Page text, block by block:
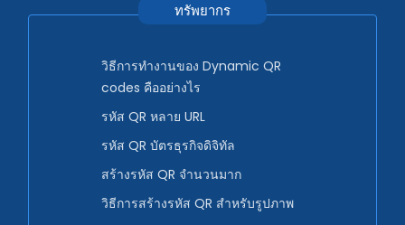
ทรัพยากร
วิธีการทำงานของ Dynamic QR
codes คืออย่างไร
รหัส QR หลาย URL
รหัส QR บัตรธุรกิจดิจิทัล
สร้างรหัส QR จำนวนมาก
วิธีการสร้างรหัส QR สำหรับรูปภาพ